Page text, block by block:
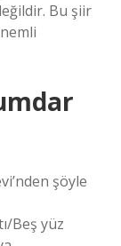
Bu şiir
şöyle
Beş yüz